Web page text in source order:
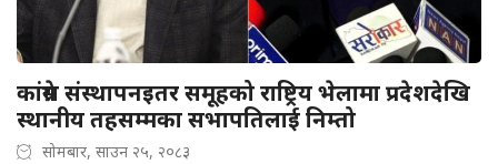
कांग्रेस संस्थापनइतर समूहको राष्ट्रिय भेलामा प्रदेशदेखि
स्थानीय तहसम्मका सभापतिलाई निम्तो
सोमबार, साउन २५, २०८३